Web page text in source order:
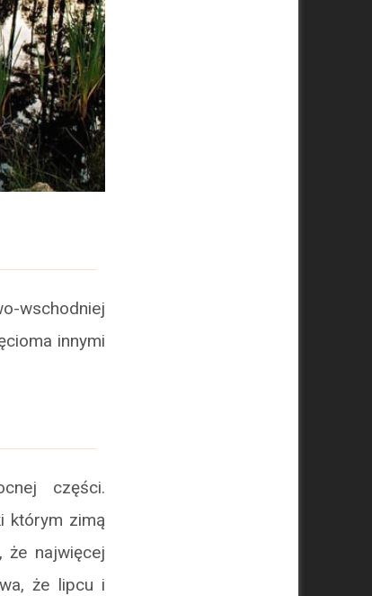
wschodniej
innymi
części.
którym zimą
że najwięcej
że lipcu i